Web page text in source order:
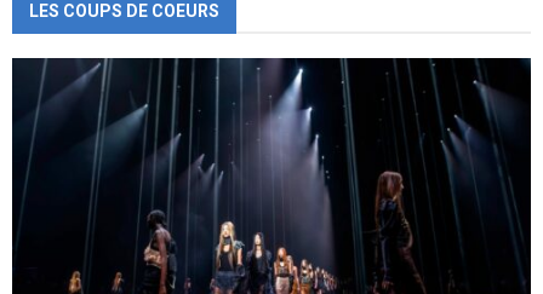
LES COUPS DE COEURS